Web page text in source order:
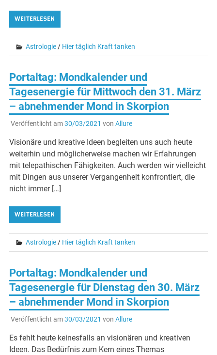
WEITERLESEN
Astrologie/ Hier täglich Kraft tanken
Portaltag: Mondkalender und
Tagesenergie für Mittwoch den 31. März
– abnehmender Mond in Skorpion
Veröffentlicht am30/03/2021 von Allure
Visionäre und kreative Ideen begleiten uns auch heute
weiterhin und möglicherweise machen wir Erfahrungen
mit telepathischen Fähigkeiten. Auch werden wir vielleicht
mit Dingen aus unserer Vergangenheit konfrontiert, die
nicht immer […]
WEITERLESEN
Astrologie / Hier täglich Kraft tanken
Portaltag: Mondkalender und
Tagesenergie für Dienstag den 30. März
– abnehmender Mond in Skorpion
Veröffentlicht am30/03/2021 von Allure
Es fehlt heute keinesfalls an visionären und kreativen
Ideen. Das Bedürfnis zum Kern eines Themas